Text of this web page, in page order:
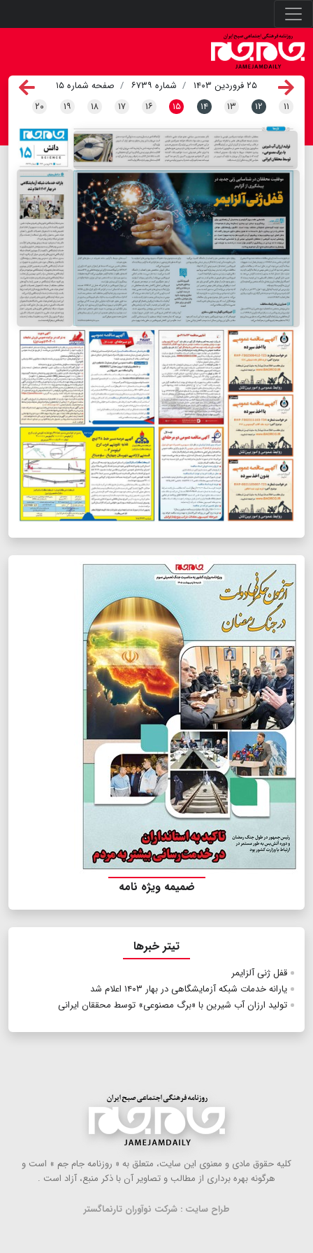
۲۵ فروردین ۱۴۰۳ شماره ۶۷۳۹
صفحه شماره ۱۵
۱۱ ۱۲ ۱۳ ۱۴ ۱۵ ۱۶ ۱۷ ۱۸ ۱۹ ۲۰
ضمیمه ویژه نامه
تیتر خبرها
قفل ژنی آلزایمر
یارانه خدمات شبکه آزمایشگاهی در بهار ۱۴۰۳ اعلام شد
تولید ارزان آب شیرین با «برگ مصنوعی» توسط محققان ایرانی
كلیه حقوق مادی و معنوی این سایت، متعلق به « روزنامه جام جم » است و
هرگونه بهره ‌برداری از مطالب و تصاویر آن با ذكر منبع، آزاد است .
طراح سایت : شرکت نوآوران تارنماگستر